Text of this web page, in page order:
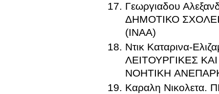
Γεωργιαδου
ΔΗΜΟΤΙΚΟ
(ΙΝΑΑ)
Ντικ Καταρινα-
ΛΕΙΤΟΥΡΓΙΚΕΣ
ΝΟΗΤΙΚΗ
Καραλη